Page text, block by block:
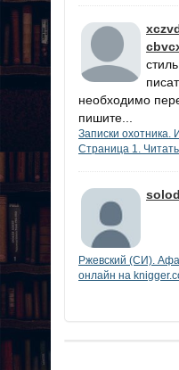
необходимо
пишите...
Записки охотника.
Страница 1. Читать
Ржевский (СИ).
онлайн на